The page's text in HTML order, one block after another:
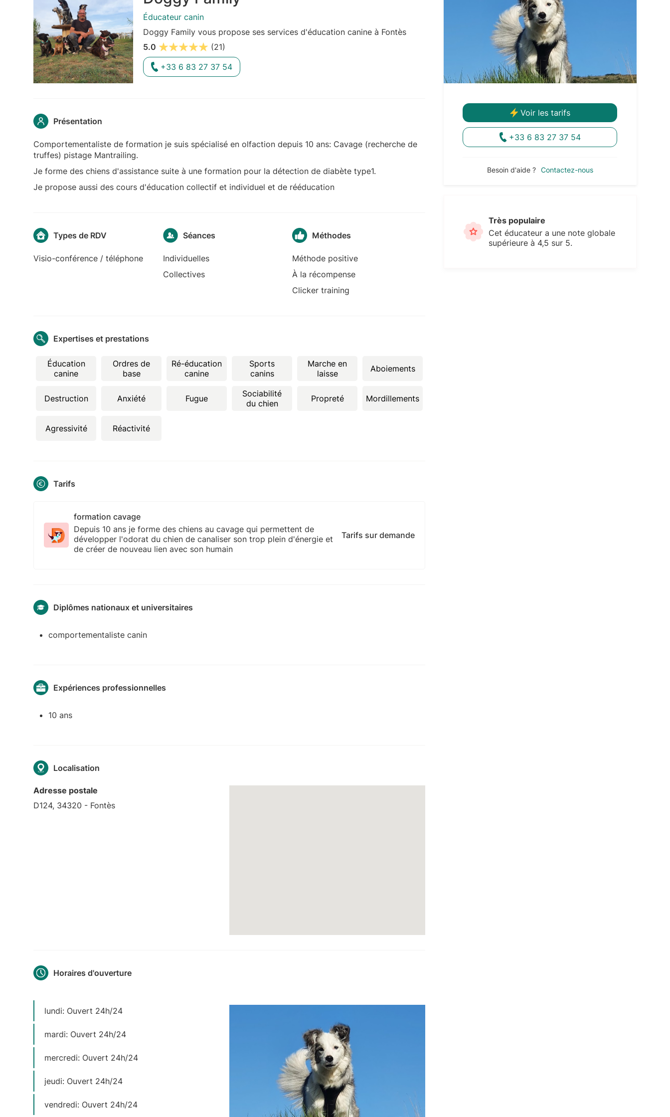
Éducateur canin
Doggy Family vous propose ses services d'éducation canine à Fontès
5.0
(21)
+33 6 83 27 37 54
Présentation
Comportementaliste de formation je suis spécialisé en olfaction depuis 10 ans: Cavage (recherche de
truffes) pistage Mantrailing.
Je forme des chiens d'assistance suite à une formation pour la détection de diabète type1.
Je propose aussi des cours d'éducation collectif et individuel et de rééducation
Types de RDV
Visio-conférence / téléphone
Séances
Individuelles
Collectives
Méthodes
Méthode positive
À la récompense
Clicker training
Expertises et prestations
Éducation
canine
Ordres de
base
Ré-éducation
canine
Sports
canins
Marche en
laisse
Aboiements
Destruction Anxiété Fugue
Sociabilité
du chien
Propreté Mordillements
Agressivité Réactivité
Tarifs
formation cavage
Depuis 10 ans je forme des chiens au cavage qui permettent de
développer l'odorat du chien de canaliser son trop plein d'énergie et
de créer de nouveau lien avec son humain
Tarifs sur demande
Diplômes nationaux et universitaires
comportementaliste canin
Expériences professionnelles
10 ans
Localisation
Adresse postale
D124, 34320 - Fontès
Horaires d'ouverture
lundi: Ouvert 24h/24
mardi: Ouvert 24h/24
mercredi: Ouvert 24h/24
jeudi: Ouvert 24h/24
vendredi: Ouvert 24h/24
Voir les tarifs
+33 6 83 27 37 54
Besoin d'aide ? Contactez-nous
Très populaire
Cet éducateur a une note globale
supérieure à 4,5 sur 5.